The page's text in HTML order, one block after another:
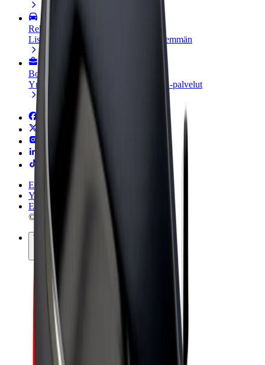
Rekisteröidy fleet-omistajaksi
Lisää autokantasi Boltiin ja tienaa enemmän
Bolt for Business
Yrityksellesi skaalatut Bolt-tuotteet ja -palvelut
Ehdot
Yksityisyys
Evästeet
© 2026 Bolt Technology OÜ
Tuotteet
Kyydit
Sähköpotkulaudat
Bolt-kauppa
Bolt Food
Bolt Drive